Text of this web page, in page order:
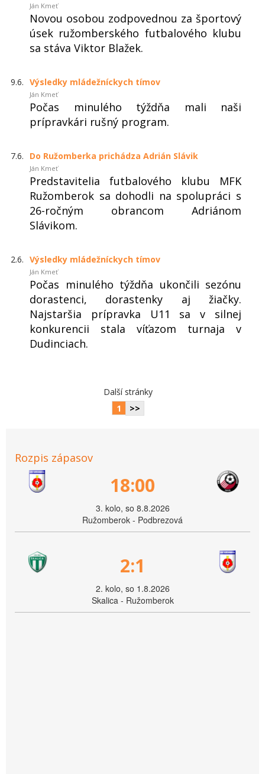
Ján Kmeť
Novou osobou zodpovednou za športový
úsek ružomberského futbalového klubu
sa stáva Viktor Blažek.
9.6. Výsledky mládežníckych tímov
Ján Kmeť
Počas minulého týždňa mali naši
prípravkári rušný program.
7.6. Do Ružomberka prichádza Adrián Slávik
Ján Kmeť
Predstavitelia futbalového klubu MFK
Ružomberok sa dohodli na spolupráci s
26-ročným obrancom Adriánom
Slávikom.
2.6. Výsledky mládežníckych tímov
Ján Kmeť
Počas minulého týždňa ukončili sezónu
dorastenci, dorastenky aj žiačky.
Najstaršia prípravka U11 sa v silnej
konkurencii stala víťazom turnaja v
Dudinciach.
Další stránky
1
>>
Rozpis zápasov
18:00
3. kolo, so 8.8.2026
Ružomberok - Podbrezová
2:1
2. kolo, so 1.8.2026
Skalica - Ružomberok